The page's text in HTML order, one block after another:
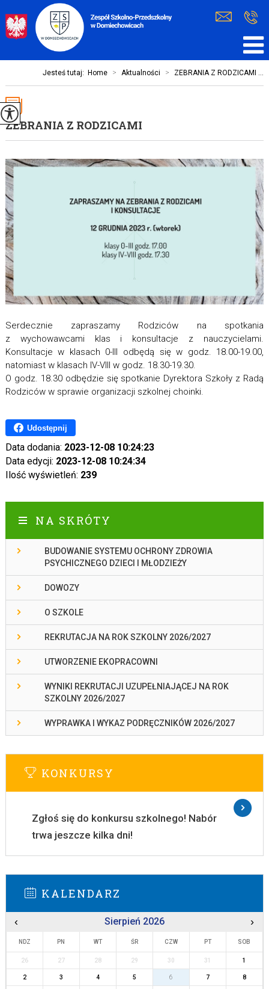
Jesteś tutaj: Home > Aktualności > ZEBRANIA Z RODZICAMI ...
ZEBRANIA Z RODZICAMI
Serdecznie zapraszamy Rodziców na spotkania
z wychowawcami klas i konsultacje z nauczycielami.
Konsultacje w klasach 0-III odbędą się w godz. 18.00-19.00,
natomiast w klasach IV-VIII w godz. 18.30-19.30.
O godz. 18.30 odbędzie się spotkanie Dyrektora Szkoły z Radą
Rodziców w sprawie organizacji szkolnej choinki.
Udostępnij
Data dodania: 2023-12-08 10:24:23
Data edycji: 2023-12-08 10:24:34
Ilość wyświetleń: 239
NA SKRÓTY
BUDOWANIE SYSTEMU OCHRONY ZDROWIA
PSYCHICZNEGO DZIECI I MŁODZIEŻY
DOWOZY
O SZKOLE
REKRUTACJA NA ROK SZKOLNY 2026/2027
UTWORZENIE EKOPRACOWNI
WYNIKI REKRUTACJI UZUPEŁNIAJĄCEJ NA ROK
SZKOLNY 2026/2027
WYPRAWKA I WYKAZ PODRĘCZNIKÓW 2026/2027
KONKURSY
Zgłoś się do konkursu szkolnego! Nabór
trwa jeszcze kilka dni!
KALENDARZ
‹ Sierpień 2026 ›
NDZ PN WT ŚR CZW PT SOB
26 27 28 29 30 31 1
2 3 4 5 6 7 8